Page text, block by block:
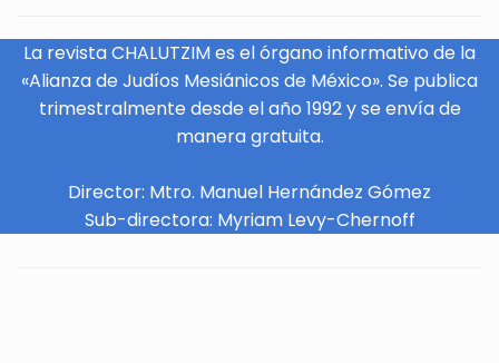
La revista CHALUTZIM es el órgano informativo de la
«Alianza de Judíos Mesiánicos de México». Se publica
trimestralmente desde el año 1992 y se envía de
manera gratuita.
Director: Mtro. Manuel Hernández Gómez
Sub-directora: Myriam Levy-Chernoff